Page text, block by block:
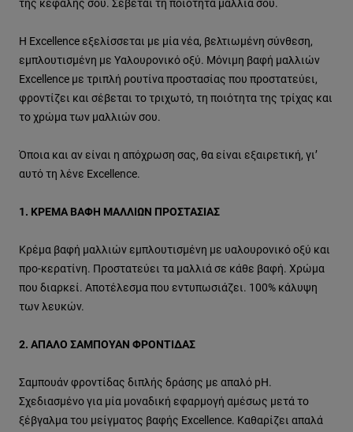
της κεφαλής σου. Σέβεται τη ποιότητα μαλλιά σου.
H Excellence εξελίσσεται με μία νέα, βελτιωμένη σύνθεση,
εμπλουτισμένη με Υαλουρονικό οξύ. Μόνιμη βαφή μαλλιών
Excellence με τριπλή ρουτίνα προστασίας που προστατεύει,
φροντίζει και σέβεται το τριχωτό, τη ποιότητα της τρίχας και
το χρώμα των μαλλιών σου.
Όποια και αν είναι η απόχρωση σας, θα είναι εξαιρετική, γι’
αυτό τη λένε Excellence.
1. ΚΡΕΜΑ ΒΑΦΗ ΜΑΛΛΙΩΝ ΠΡΟΣΤΑΣΙΑΣ
Κρέμα βαφή μαλλιών εμπλουτισμένη με υαλουρονικό οξύ και
προ-κερατίνη. Προστατεύει τα μαλλιά σε κάθε βαφή. Χρώμα
που διαρκεί. Αποτέλεσμα που εντυπωσιάζει. 100% κάλυψη
των λευκών.
2. ΑΠΑΛΟ ΣΑΜΠΟΥΑΝ ΦΡΟΝΤΙΔΑΣ
Σαμπουάν φροντίδας διπλής δράσης με απαλό pH.
Σχεδιασμένο για μία μοναδική εφαρμογή αμέσως μετά το
ξέβγαλμα του μείγματος βαφής Excellence. Καθαρίζει απαλά